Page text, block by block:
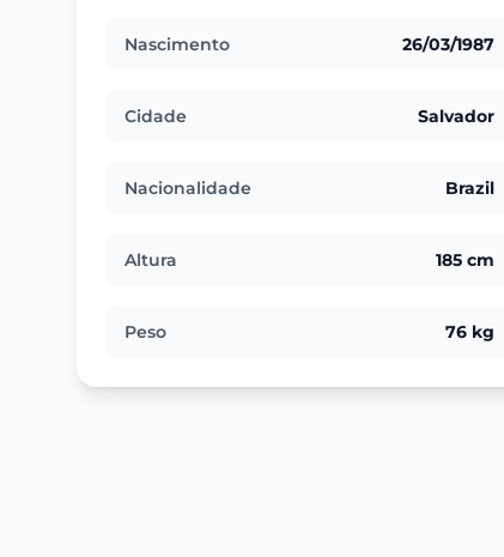
Nascimento 26/03/1987
Cidade Salvador
Nacionalidade Brazil
Altura 185 cm
Peso 76 kg